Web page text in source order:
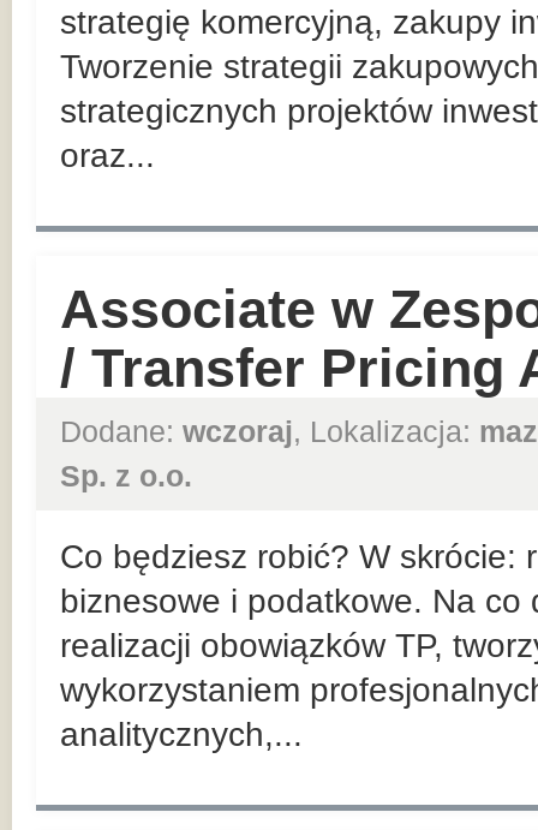
strategię komercyjną, zakupy
Tworzenie strategii
strategicznych projektów
oraz...
Associate w
/ Transfer Pricing
Dodane: wczoraj, Lokalizacja:
Sp. z o.o.
Co będziesz robić? W skrócie:
biznesowe i podatkowe. Na
realizacji obowiązków TP,
wykorzystaniem
analitycznych,...